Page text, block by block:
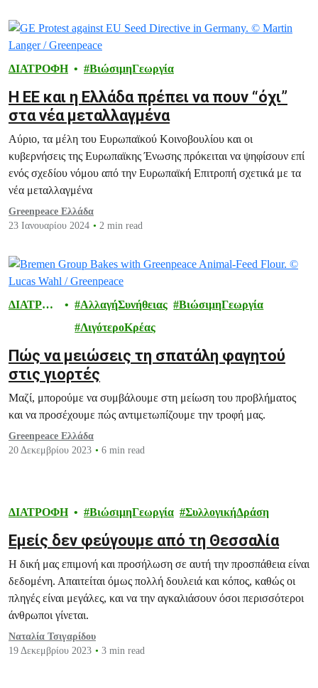
ΔΙΑΤΡΟΦΗ ΒιώσιμηΓεωργία
Η ΕΕ και η Ελλάδα πρέπει να πουν “όχι”
στα νέα μεταλλαγμένα
Αύριο, τα μέλη του Ευρωπαϊκού Κοινοβουλίου και οι
κυβερνήσεις της Ευρωπαϊκης Ένωσης πρόκειται να ψηφίσουν επί
ενός σχεδίου νόμου από την Ευρωπαϊκή Επιτροπή σχετικά με τα
νέα μεταλλαγμένα
Greenpeace Ελλάδα
23 Ιανουαρίου 2024
2 min read
ΔΙΑΤΡΟ
ΑλλαγήΣυνήθειας
ΒιώσιμηΓεωργία
ΛιγότεροΚρέας
Πώς να μειώσεις τη σπατάλη φαγητού
στις γιορτές
Μαζί, μπορούμε να συμβάλουμε στη μείωση του προβλήματος
και να προσέχουμε πώς αντιμετωπίζουμε την τροφή μας.
Greenpeace Ελλάδα
20 Δεκεμβρίου 2023
6 min read
ΔΙΑΤΡΟΦΗ ΒιώσιμηΓεωργία ΣυλλογικήΔράση
Εμείς δεν φεύγουμε από τη Θεσσαλία
Η δική μας επιμονή και προσήλωση σε αυτή την προσπάθεια είναι
δεδομένη. Απαιτείται όμως πολλή δουλειά και κόπος, καθώς οι
πληγές είναι μεγάλες, και να την αγκαλιάσουν όσοι περισσότεροι
άνθρωποι γίνεται.
Ναταλία Τσιγαρίδου
19 Δεκεμβρίου 2023
3 min read